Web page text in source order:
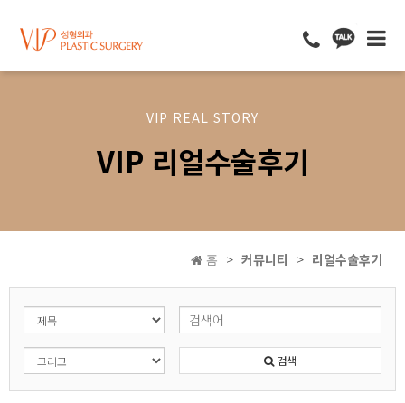
VIP REAL STORY
VIP 리얼수술후기
홈 커뮤니티 리얼수술후기
검색